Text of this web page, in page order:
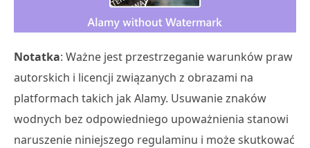
Notatka: Ważne jest przestrzeganie warunków praw
autorskich i licencji związanych z obrazami na
platformach takich jak Alamy. Usuwanie znaków
wodnych bez odpowiedniego upoważnienia stanowi
naruszenie niniejszego regulaminu i może skutkować